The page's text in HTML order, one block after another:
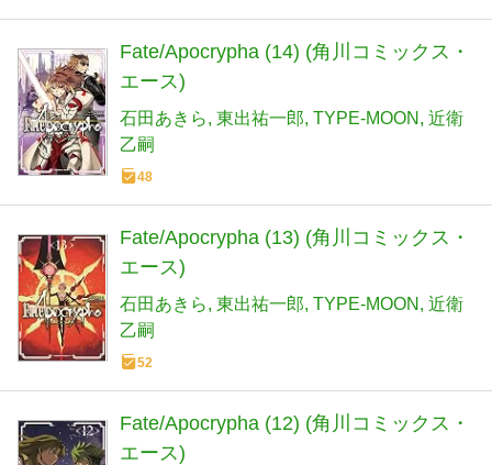
Fate/Apocrypha (14) (角川コミックス・
エース)
石田あきら 東出祐一郎 TYPE-MOON
近衛
乙嗣
48
Fate/Apocrypha (13) (角川コミックス・
エース)
石田あきら 東出祐一郎 TYPE-MOON
近衛
乙嗣
52
Fate/Apocrypha (12) (角川コミックス・
エース)